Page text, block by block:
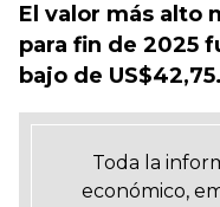
El valor más alto
para fin de 2025
bajo de US$42,75.
Toda la
económico,